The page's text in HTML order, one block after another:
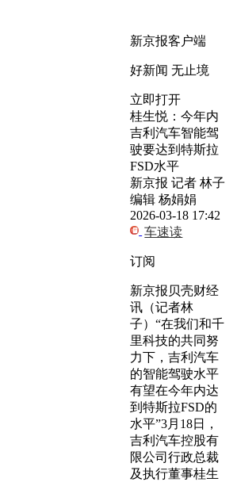
新京报客户端
好新闻 无止境
立即打开
桂生悦：今年内
吉利汽车智能驾
驶要达到特斯拉
FSD水平
新京报 记者 林子
编辑 杨娟娟
2026-03-18 17:42
车速读
订阅
新京报贝壳财经
讯（记者林
子）“在我们和千
里科技的共同努
力下，吉利汽车
的智能驾驶水平
有望在今年内达
到特斯拉FSD的
水平”3月18日，
吉利汽车控股有
限公司行政总裁
及执行董事桂生